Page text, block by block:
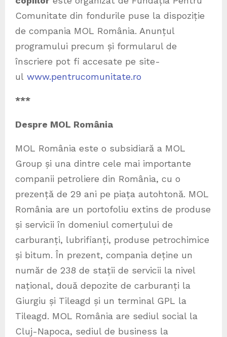
Comunitate din fondurile puse la dispoziție
de compania MOL România. Anunțul
programului precum și formularul de
înscriere pot fi accesate pe site-
ul www.pentrucomunitate.ro
***
Despre MOL România
MOL România este o subsidiară a MOL
Group și una dintre cele mai importante
companii petroliere din România, cu o
prezență de 29 ani pe piața autohtonă. MOL
România are un portofoliu extins de produse
și servicii în domeniul comerțului de
carburanți, lubrifianți, produse petrochimice
și bitum. În prezent, compania deține un
număr de 238 de stații de servicii la nivel
național, două depozite de carburanți la
Giurgiu și Tileagd și un terminal GPL la
Tileagd. MOL România are sediul social la
Cluj-Napoca, sediul de business la